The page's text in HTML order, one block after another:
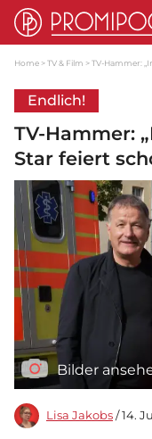
Home TV & Film TV-Hammer:
Endlich!
TV-Hammer:
Star feiert
Bilder
Lisa Jakobs / 14.